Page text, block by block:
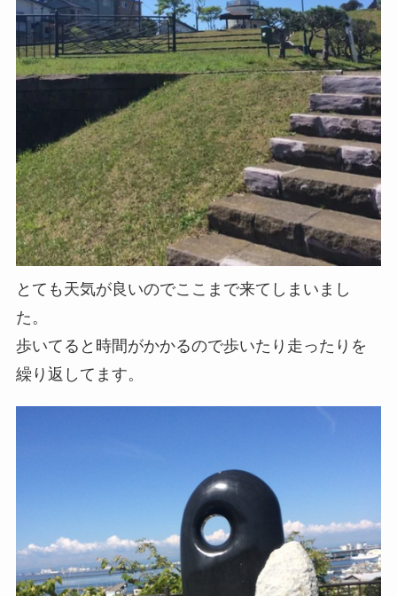
とても天気が良いのでここまで来てしまいまし
た。
歩いてると時間がかかるので歩いたり走ったりを
繰り返してます。